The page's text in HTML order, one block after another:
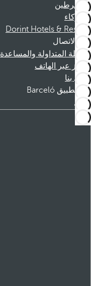
المنخرطين
الشركاء
Dorint Hotels & Resorts
الاتصال
الأسئلة المتداولة والمساعدة
الحجز عبر الهاتف
اتصل بنا
تطبيق Barceló
تنزيل